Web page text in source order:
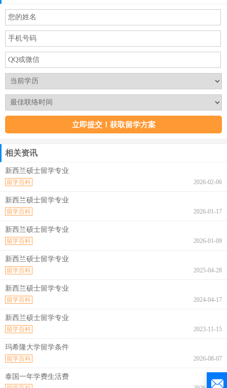
相关资讯
新西兰硕士留学专业
2026-02-06
留学百科
新西兰硕士留学专业
2026-01-17
留学百科
新西兰硕士留学专业
2026-01-09
留学百科
新西兰硕士留学专业
2025-04-28
留学百科
新西兰硕士留学专业
2024-04-17
留学百科
新西兰硕士留学专业
2023-11-15
留学百科
玛希隆大学留学条件
2026-08-07
留学百科
泰国一年学费生活费